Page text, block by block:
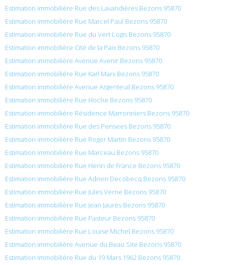
Estimation immobilière Rue des Lavandières Bezons 95870
Estimation immobilière Rue Marcel Paul Bezons 95870
Estimation immobilière Rue du Vert Logis Bezons 95870
Estimation immobilière Cité de la Paix Bezons 95870
Estimation immobilière Avenue Avenir Bezons 95870
Estimation immobilière Rue Karl Marx Bezons 95870
Estimation immobilière Avenue Argenteuil Bezons 95870
Estimation immobilière Rue Hoche Bezons 95870
Estimation immobilière Résidence Marronniers Bezons 95870
Estimation immobilière Rue des Pensees Bezons 95870
Estimation immobilière Rue Roger Martin Bezons 95870
Estimation immobilière Rue Marceau Bezons 95870
Estimation immobilière Rue Henri de France Bezons 95870
Estimation immobilière Rue Adrien Decobecq Bezons 95870
Estimation immobilière Rue Jules Verne Bezons 95870
Estimation immobilière Rue Jean Jaurès Bezons 95870
Estimation immobilière Rue Pasteur Bezons 95870
Estimation immobilière Rue Louise Michel Bezons 95870
Estimation immobilière Avenue du Beau Site Bezons 95870
Estimation immobilière Rue du 19 Mars 1962 Bezons 95870